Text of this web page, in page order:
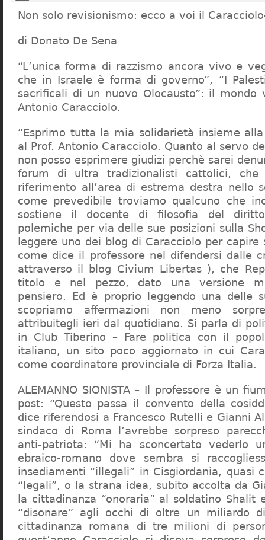
Non solo revisionismo: ecco a voi il
di Donato De Sena
“L’unica forma di razzismo ancora vivo e
che in Israele è forma di governo”, “I
sacrificali di un nuovo Olocausto”: il mondo
Antonio Caracciolo.
“Esprimo tutta la mia solidarietà insieme
al Prof. Antonio Caracciolo. Quanto al servo
non posso esprimere giudizi perchè sarei
forum di ultra tradizionalisti cattolici,
riferimento all’area di estrema destra nello
come prevedibile troviamo qualcuno che
sostiene il docente di filosofia del
polemiche per via delle sue posizioni sulla
leggere uno dei blog di Caracciolo per
come dice il professore nel difendersi dalle
attraverso il blog Civium Libertas ), che
titolo e nel pezzo, dato una versione
pensiero. Ed è proprio leggendo una delle
scopriamo affermazioni non meno
attribuitegli ieri dal quotidiano. Si parla di
in Club Tiberino – Fare politica con il
italiano, un sito poco aggiornato in cui
come coordinatore provinciale di Forza Italia.
ALEMANNO SIONISTA – Il professore è un
post: “Questo passa il convento della
dice riferendosi a Francesco Rutelli e Gianni
sindaco di Roma l’avrebbe sorpreso
anti-patriota: “Mi ha sconcertato vederlo
ebraico-romano dove sembra si
insediamenti “illegali” in Cisgiordania, quasi
“legali”, o la strana idea, subito accolta da
la cittadinanza “onoraria” al soldatino Shalit
“disonare” agli occhi di oltre un miliardo
cittadinanza romana di tre milioni di